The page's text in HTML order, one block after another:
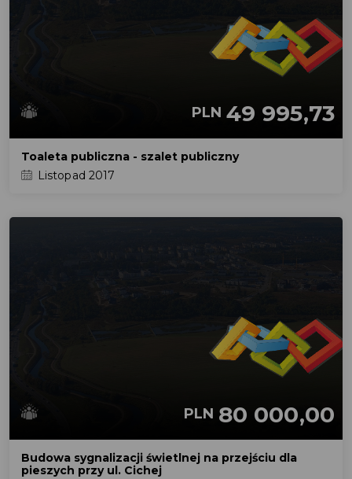
PLN 49 995,73
Toaleta publiczna - szalet publiczny
Listopad 2017
PLN 80 000,00
Budowa sygnalizacji świetlnej na przejściu dla
pieszych przy ul. Cichej